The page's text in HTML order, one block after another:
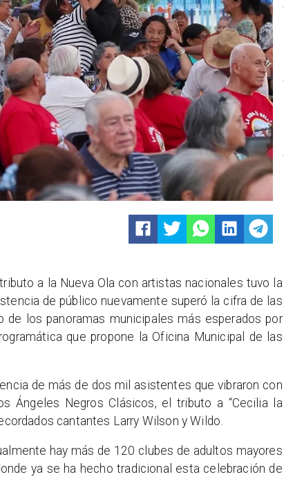
a la Nueva Ola con artistas nacionales tuvo la
de público nuevamente superó la cifra de las
de los panoramas municipales más esperados por
que propone la Oficina Municipal de las
de más de dos mil asistentes que vibraron con
Ángeles Negros Clásicos, el tributo a “Cecilia la
cantantes Larry Wilson y Wildo.
hay más de 120 clubes de adultos mayores
ya se ha hecho tradicional esta celebración de